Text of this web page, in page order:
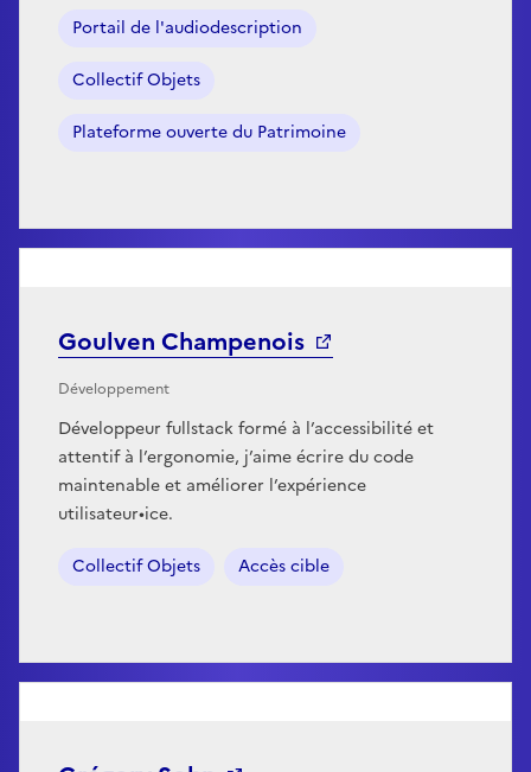
Portail de l'audiodescription
Collectif Objets
Plateforme ouverte du Patrimoine
Goulven Champenois
Développement
Développeur fullstack formé à l’accessibilité et
attentif à l’ergonomie, j’aime écrire du code
maintenable et améliorer l’expérience
utilisateur•ice.
Collectif Objets Accès cible